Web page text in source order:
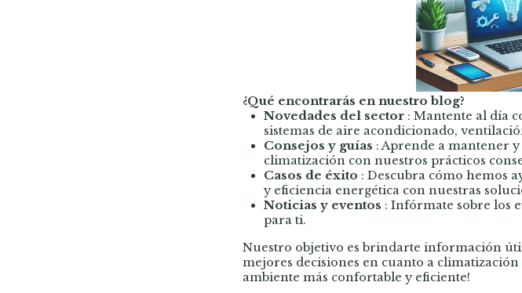
¿Qué encontrarás en nuestro blog?
Novedades del sector : Mantente al día
sistemas de aire acondicionado,
Consejos y guías : Aprende a mantener
climatización con nuestros prácticos
Casos de éxito : Descubra cómo hemos
y eficiencia energética con nuestras
Noticias y eventos : Infórmate sobre los
para ti.
Nuestro objetivo es brindarte información
mejores decisiones en cuanto a
ambiente más confortable y eficiente!